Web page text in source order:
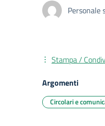
Personale
Stampa /
Argomenti
Circolari e